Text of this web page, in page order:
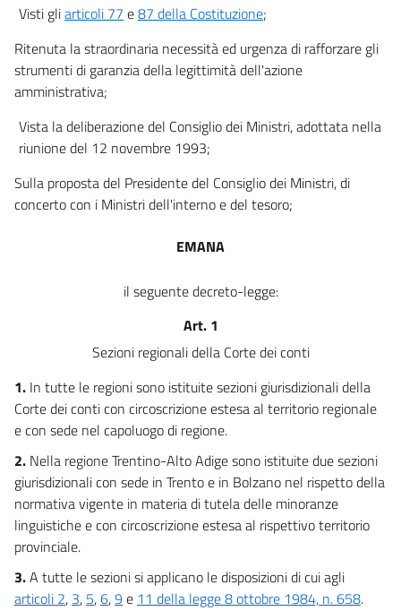
Visti gliarticoli 77 e87 della Costituzione;
Ritenuta la straordinaria necessità ed urgenza di rafforzare gli
strumenti di garanzia della legittimità dell'azione
amministrativa;
Vista la deliberazione del Consiglio dei Ministri, adottata nella
riunione del 12 novembre 1993;
Sulla proposta del Presidente del Consiglio dei Ministri, di
concerto con i Ministri dell'interno e del tesoro;
EMANA
il seguente decreto-legge:
Art. 1
Sezioni regionali della Corte dei conti
1. In tutte le regioni sono istituite sezioni giurisdizionali della
Corte dei conti con circoscrizione estesa al territorio regionale
e con sede nel capoluogo di regione.
2. Nella regione Trentino-Alto Adige sono istituite due sezioni
giurisdizionali con sede in Trento e in Bolzano nel rispetto della
normativa vigente in materia di tutela delle minoranze
linguistiche e con circoscrizione estesa al rispettivo territorio
provinciale.
3.A tutte le sezioni si applicano le disposizioni di cui agli
articoli 2, 3, 5,6,9 e 11 della legge 8 ottobre 1984, n. 658.